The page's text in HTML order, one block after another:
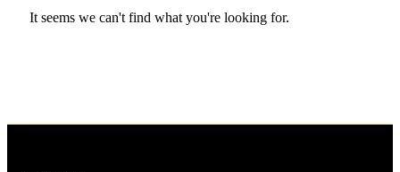
It seems we can't find what you're looking for.